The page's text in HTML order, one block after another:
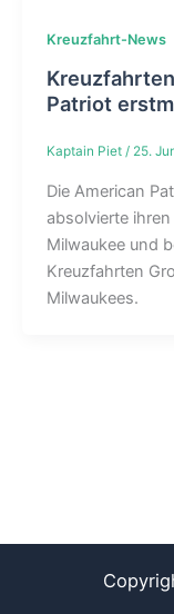
Kreuzfahrt-News
Patriot
Kaptain Piet / 25.
Die American
absolvierte
Milwaukee und
Kreuzfahrten
Milwaukees.